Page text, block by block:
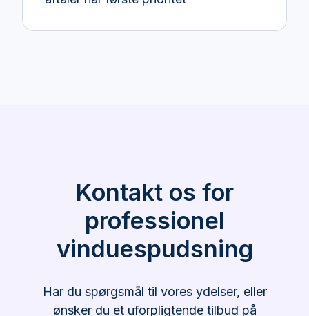
Kontakt os for
professionel
vinduespudsning
Har du spørgsmål til vores ydelser, eller
ønsker du et uforpligtende tilbud på